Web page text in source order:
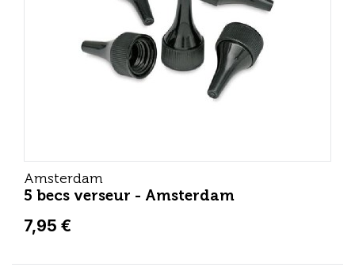
Amsterdam
5 becs verseur - Amsterdam
7,95 €